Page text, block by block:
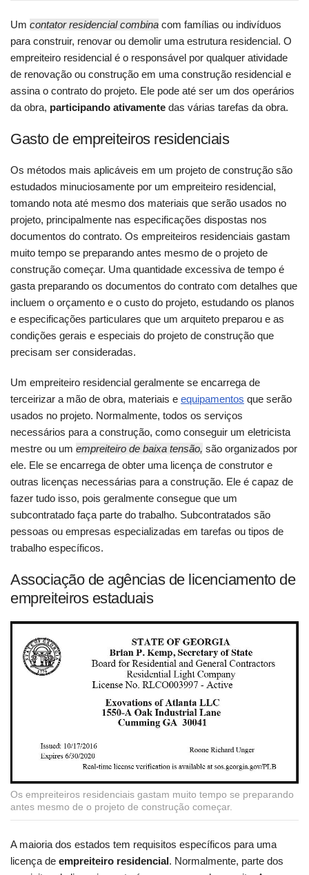
Um contator residencial combina com famílias ou indivíduos
para construir, renovar ou demolir uma estrutura residencial. O
empreiteiro residencial é o responsável por qualquer atividade
de renovação ou construção em uma construção residencial e
assina o contrato do projeto. Ele pode até ser um dos operários
da obra, participando ativamente das várias tarefas da obra.
Gasto de empreiteiros residenciais
Os métodos mais aplicáveis em um projeto de construção são
estudados minuciosamente por um empreiteiro residencial,
tomando nota até mesmo dos materiais que serão usados no
projeto, principalmente nas especificações dispostas nos
documentos do contrato. Os empreiteiros residenciais gastam
muito tempo se preparando antes mesmo de o projeto de
construção começar. Uma quantidade excessiva de tempo é
gasta preparando os documentos do contrato com detalhes que
incluem o orçamento e o custo do projeto, estudando os planos
e especificações particulares que um arquiteto preparou e as
condições gerais e especiais do projeto de construção que
precisam ser consideradas.
Um empreiteiro residencial geralmente se encarrega de
terceirizar a mão de obra, materiais e equipamentos que serão
usados no projeto. Normalmente, todos os serviços
necessários para a construção, como conseguir um eletricista
mestre ou um empreiteiro de baixa tensão, são organizados por
ele. Ele se encarrega de obter uma licença de construtor e
outras licenças necessárias para a construção. Ele é capaz de
fazer tudo isso, pois geralmente consegue que um
subcontratado faça parte do trabalho. Subcontratados são
pessoas ou empresas especializadas em tarefas ou tipos de
trabalho específicos.
Associação de agências de licenciamento de
empreiteiros estaduais
Os empreiteiros residenciais gastam muito tempo se preparando
antes mesmo de o projeto de construção começar.
A maioria dos estados tem requisitos específicos para uma
licença de empreiteiro residencial. Normalmente, parte dos